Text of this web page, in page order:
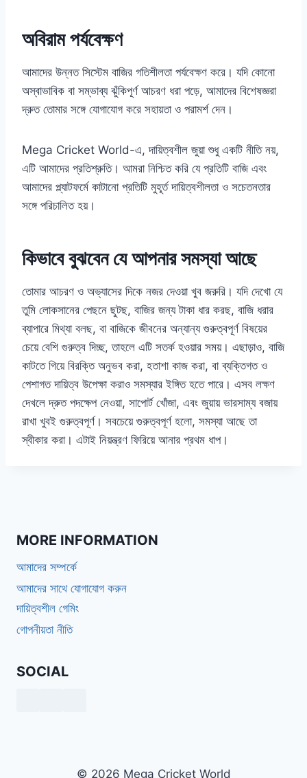
অবিরাম পর্যবেক্ষণ
আমাদের উন্নত সিস্টেম বাজির গতিশীলতা পর্যবেক্ষণ করে। যদি কোনো
অস্বাভাবিক বা সম্ভাব্য ঝুঁকিপূর্ণ আচরণ ধরা পড়ে, আমাদের বিশেষজ্ঞরা
দ্রুত তোমার সঙ্গে যোগাযোগ করে সহায়তা ও পরামর্শ দেন।
Mega Cricket World-এ, দায়িত্বশীল জুয়া শুধু একটি নীতি নয়,
এটি আমাদের প্রতিশ্রুতি। আমরা নিশ্চিত করি যে প্রতিটি বাজি এবং
আমাদের প্ল্যাটফর্মে কাটানো প্রতিটি মুহূর্ত দায়িত্বশীলতা ও সচেতনতার
সঙ্গে পরিচালিত হয়।
কিভাবে বুঝবেন যে আপনার সমস্যা আছে
তোমার আচরণ ও অভ্যাসের দিকে নজর দেওয়া খুব জরুরি। যদি দেখো যে
তুমি লোকসানের পেছনে ছুটছ, বাজির জন্য টাকা ধার করছ, বাজি ধরার
ব্যাপারে মিথ্যা বলছ, বা বাজিকে জীবনের অন্যান্য গুরুত্বপূর্ণ বিষয়ের
চেয়ে বেশি গুরুত্ব দিচ্ছ, তাহলে এটি সতর্ক হওয়ার সময়। এছাড়াও, বাজি
কাটতে গিয়ে বিরক্তি অনুভব করা, হতাশা কাজ করা, বা ব্যক্তিগত ও
পেশাগত দায়িত্ব উপেক্ষা করাও সমস্যার ইঙ্গিত হতে পারে। এসব লক্ষণ
দেখলে দ্রুত পদক্ষেপ নেওয়া, সাপোর্ট খোঁজা, এবং জুয়ায় ভারসাম্য বজায়
রাখা খুবই গুরুত্বপূর্ণ। সবচেয়ে গুরুত্বপূর্ণ হলো, সমস্যা আছে তা
স্বীকার করা। এটাই নিয়ন্ত্রণ ফিরিয়ে আনার প্রথম ধাপ।
MORE INFORMATION
আমাদের সম্পর্কে
আমাদের সাথে যোগাযোগ করুন
দায়িত্বশীল গেমিং
গোপনীয়তা নীতি
SOCIAL
© 2026 Mega Cricket World